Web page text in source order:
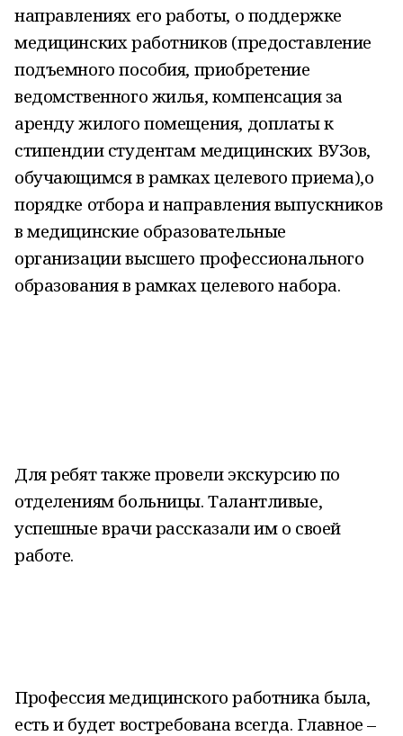
направлениях его работы, о поддержке
медицинских работников (предоставление
подъемного пособия, приобретение
ведомственного жилья, компенсация за
аренду жилого помещения, доплаты к
стипендии студентам медицинских ВУЗов,
обучающимся в рамках целевого приема),о
порядке отбора и направления выпускников
в медицинские образовательные
организации высшего профессионального
образования в рамках целевого набора.
Для ребят также провели экскурсию по
отделениям больницы. Талантливые,
успешные врачи рассказали им о своей
работе.
Профессия медицинского работника была,
есть и будет востребована всегда. Главное –